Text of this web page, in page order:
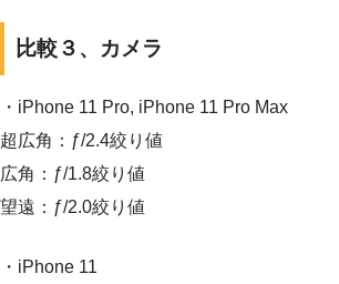
比較３、カメラ
・iPhone 11 Pro, iPhone 11 Pro Max
超広角：ƒ/2.4絞り値
広角：ƒ/1.8絞り値
望遠：ƒ/2.0絞り値
・iPhone 11